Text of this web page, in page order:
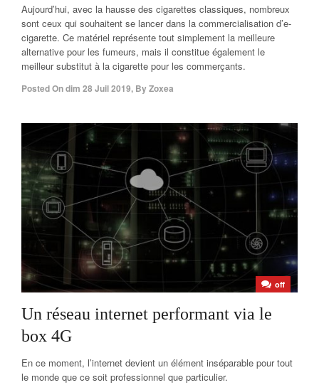
Aujourd’hui, avec la hausse des cigarettes classiques, nombreux
sont ceux qui souhaitent se lancer dans la commercialisation d’e-
cigarette. Ce matériel représente tout simplement la meilleure
alternative pour les fumeurs, mais il constitue également le
meilleur substitut à la cigarette pour les commerçants.
Posted Ondim 28 Juil 2019, ByZoxea
off
Un réseau internet performant via le
box 4G
En ce moment, l’internet devient un élément inséparable pour tout
le monde que ce soit professionnel que particulier.